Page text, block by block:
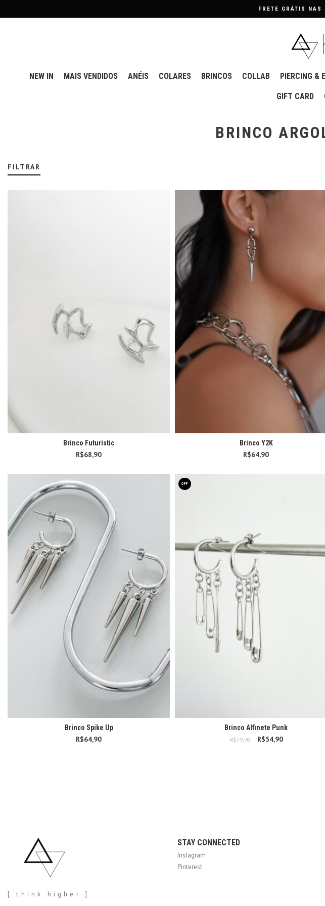
FRETE GRÁTIS
NEW IN MAIS VENDIDOS ANÉIS COLARES BRINCOS COLLAB PIERCING &
GIFT CARD
BRINCO
FILTRAR
Brinco Futuristic
R$68,90
Brinco Y2K
R$64,90
Brinco Spike Up
R$64,90
OFF
Brinco Alfinete Punk
R$79,90
O preço original era:
R$54,90
[ think higher ]
STAY CONNECTED
Instagram
Pinterest